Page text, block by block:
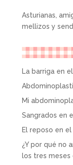
Asturianas,
mellizos y
La barriga en
Mi
Sangrados en
El reposo en
¿Y por qué no
los tres meses